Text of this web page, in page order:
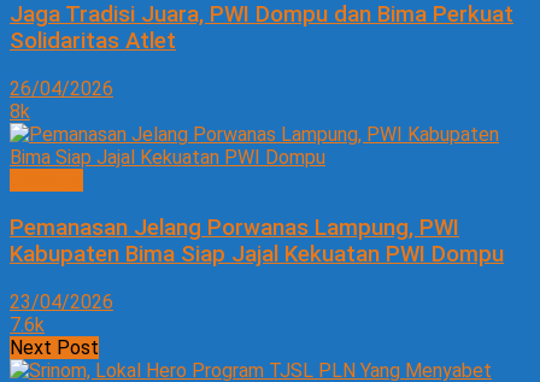
Jaga Tradisi Juara, PWI Dompu dan Bima Perkuat
Solidaritas Atlet
26/04/2026
8k
Pemanasan Jelang Porwanas Lampung, PWI
Kabupaten Bima Siap Jajal Kekuatan PWI Dompu
23/04/2026
7.6k
Next Post